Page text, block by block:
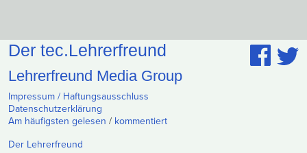
Der tec.Lehrerfreund
Lehrerfreund Media Group
Impressum / Haftungsausschluss
Datenschutzerklärung
Am häufigsten gelesen / kommentiert
Der Lehrerfreund